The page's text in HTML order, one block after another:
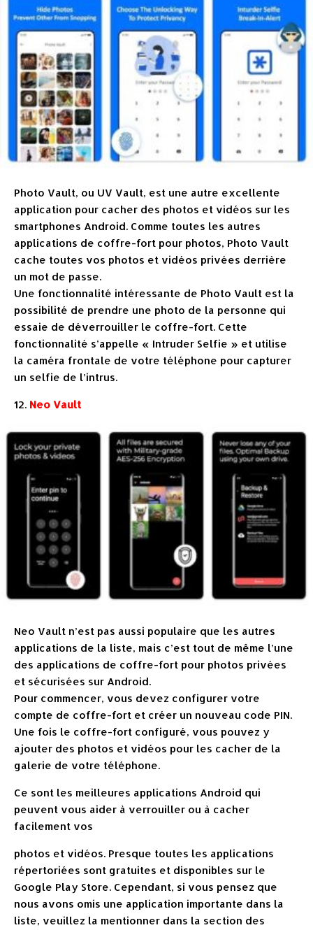
Photo Vault, ou UV Vault, est une autre excellente
application pour cacher des photos et vidéos sur les
smartphones Android. Comme toutes les autres
applications de coffre-fort pour photos, Photo Vault
cache toutes vos photos et vidéos privées derrière
un mot de passe.
Une fonctionnalité intéressante de Photo Vault est la
possibilité de prendre une photo de la personne qui
essaie de déverrouiller le coffre-fort. Cette
fonctionnalité s’appelle « Intruder Selfie » et utilise
la caméra frontale de votre téléphone pour capturer
un selfie de l’intrus.
12. Neo Vault
Neo Vault n’est pas aussi populaire que les autres
applications de la liste, mais c’est tout de même l’une
des applications de coffre-fort pour photos privées
et sécurisées sur Android.
Pour commencer, vous devez configurer votre
compte de coffre-fort et créer un nouveau code PIN.
Une fois le coffre-fort configuré, vous pouvez y
ajouter des photos et vidéos pour les cacher de la
galerie de votre téléphone.
Ce sont les meilleures applications Android qui
peuvent vous aider à verrouiller ou à cacher
facilement vos
photos et vidéos. Presque toutes les applications
répertoriées sont gratuites et disponibles sur le
Google Play Store. Cependant, si vous pensez que
nous avons omis une application importante dans la
liste, veuillez la mentionner dans la section des